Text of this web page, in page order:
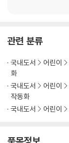
관련 분류
국내도서 어린이
화
국내도서
어린이
작동화
국내도서
어린이